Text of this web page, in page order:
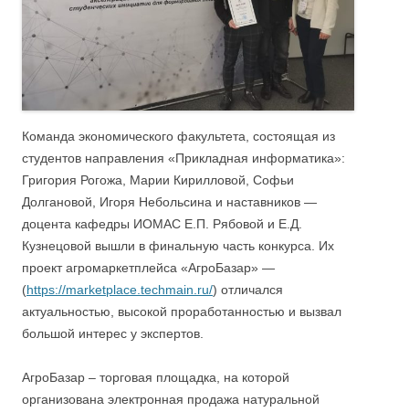
Команда экономического факультета, состоящая из
студентов направления «Прикладная информатика»:
Григория Рогожа, Марии Кирилловой, Софьи
Долгановой, Игоря Небольсина и наставников —
доцента кафедры ИОМАС Е.П. Рябовой и Е.Д.
Кузнецовой вышли в финальную часть конкурса. Их
проект агромаркетплейса «АгроБазар» —
(https://marketplace.techmain.ru/) отличался
актуальностью, высокой проработанностью и вызвал
большой интерес у экспертов.
АгроБазар – торговая площадка, на которой
организована электронная продажа натуральной